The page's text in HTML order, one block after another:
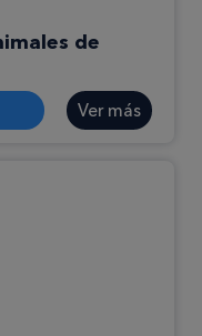
de
Ver más